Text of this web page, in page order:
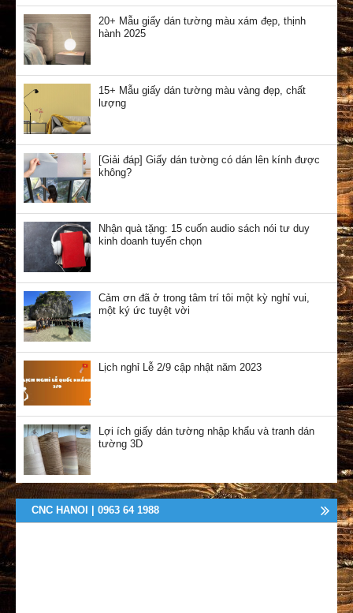
20+ Mẫu giấy dán tường màu xám đẹp, thịnh
hành 2025
15+ Mẫu giấy dán tường màu vàng đẹp, chất
lượng
[Giải đáp] Giấy dán tường có dán lên kính được
không?
Nhận quà tặng: 15 cuốn audio sách nói tư duy
kinh doanh tuyển chọn
Cảm ơn đã ở trong tâm trí tôi một kỳ nghỉ vui,
một ký ức tuyệt vời
Lịch nghỉ Lễ 2/9 cập nhật năm 2023
Lợi ích giấy dán tường nhập khẩu và tranh dán
tường 3D
CNC HANOI | 0963 64 1988